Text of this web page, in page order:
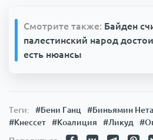
Смотрите также: Байден
палестинский народ
есть нюансы
Теги: #Бени Ганц #Биньямин
#Кнессет
#Коалиция #Ликуд